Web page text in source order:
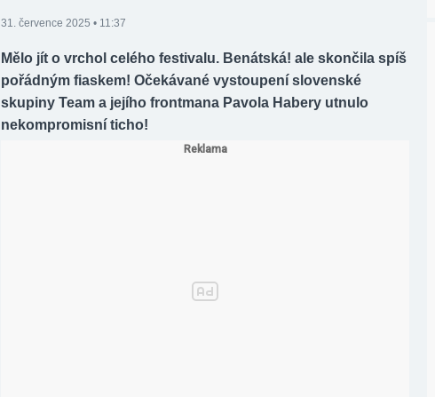
31. července 2025 • 11:37
Mělo jít o vrchol celého festivalu. Benátská! ale skončila spíš
pořádným fiaskem! Očekávané vystoupení slovenské
skupiny Team a jejího frontmana Pavola Habery utnulo
nekompromisní ticho!